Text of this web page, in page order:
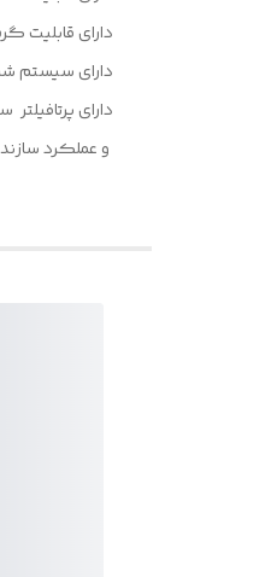
دارای قابلیت
دارای سیستم
دارای پرتافیلتر سایز 58 و یکعدد هم پرتافیلتر نیکد سایز 58 دارای بستک تک و
و عملکرد